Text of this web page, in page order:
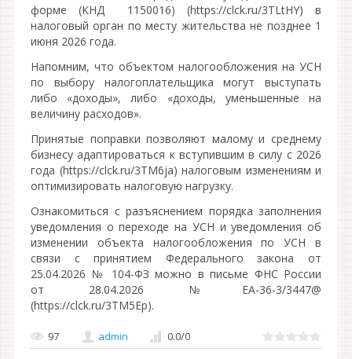
форме (КНД 1150016) (https://clck.ru/3TLtHY) в
налоговый орган по месту жительства не позднее 1
июня 2026 года.
Напомним, что объектом налогообложения на УСН
по выбору налогоплательщика могут выступать
либо «доходы», либо «доходы, уменьшенные на
величину расходов».
Принятые поправки позволяют малому и среднему
бизнесу адаптироваться к вступившим в силу с 2026
года (https://clck.ru/3TM6ja) налоговым изменениям и
оптимизировать налоговую нагрузку.
Ознакомиться с разъяснением порядка заполнения
уведомления о переходе на УСН и уведомления об
изменении объекта налогообложения по УСН в
связи с принятием Федерального закона от
25.04.2026 № 104-ФЗ можно в письме ФНС России
от 28.04.2026 №ЕА-36-3/3447@
(https://clck.ru/3TM5Ep).
97 admin 0.0/0